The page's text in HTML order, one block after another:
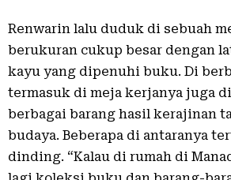
Renwarin lalu duduk di sebuah
berukuran cukup besar dengan
kayu yang dipenuhi buku. Di
termasuk di meja kerjanya juga
berbagai barang hasil kerajinan
budaya. Beberapa di antaranya
dinding. “Kalau di rumah di